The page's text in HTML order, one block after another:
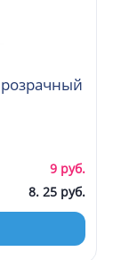
9 руб.
8. 25 руб.